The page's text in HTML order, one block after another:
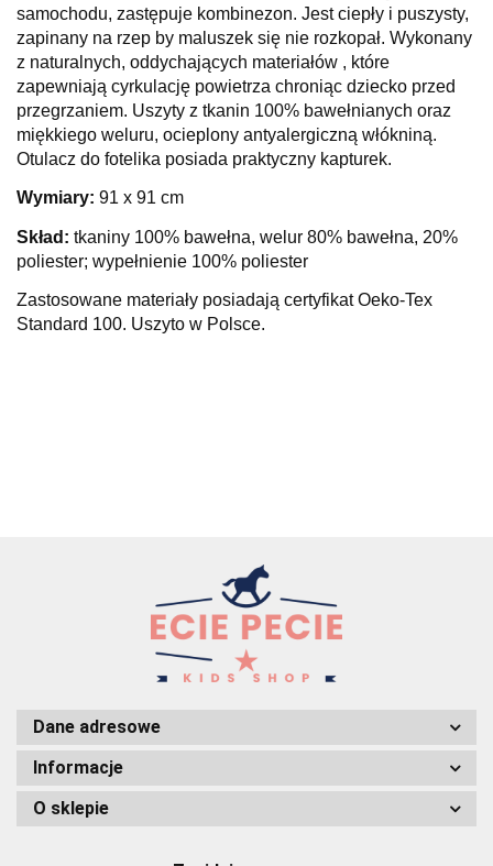
samochodu, zastępuje kombinezon. Jest ciepły i puszysty,
zapinany na rzep by maluszek się nie rozkopał. Wykonany
z naturalnych, oddychających materiałów , które
zapewniają cyrkulację powietrza chroniąc dziecko przed
przegrzaniem. Uszyty z tkanin 100% bawełnianych oraz
miękkiego weluru, ocieplony antyalergiczną włókniną.
Otulacz do fotelika posiada praktyczny kapturek.
Wymiary: 91 x 91 cm
Skład: tkaniny 100% bawełna, welur 80% bawełna, 20%
poliester; wypełnienie 100% poliester
Zastosowane materiały posiadają certyfikat Oeko-Tex
Standard 100. Uszyto w Polsce.
Dane adresowe
Informacje
O sklepie